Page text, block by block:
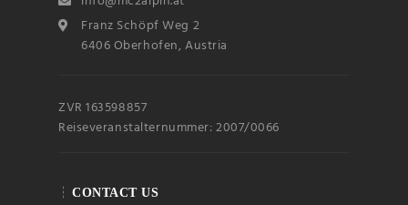
Franz Schöpf Weg 2
6406 Oberhofen, Austria
ZVR 163598857
Reiseveranstalternummer: 2007/0066
CONTACT US